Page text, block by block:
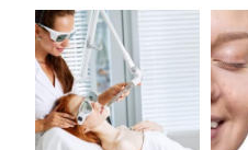
косметологические
процедуры